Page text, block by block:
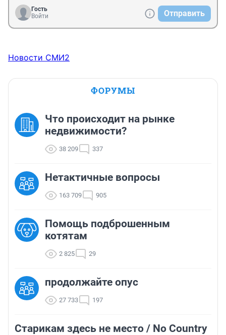
Гость
Войти
Отправить
Новости СМИ2
ФОРУМЫ
Что происходит на рынке
недвижимости?
38 209 337
Нетактичные вопросы
163 709 905
Помощь подброшенным
котятам
2 825 29
продолжайте опус
27 733 197
Старикам здесь не место / No Country